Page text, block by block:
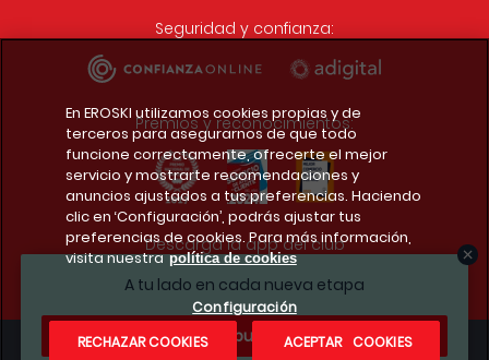
A tu lado en cada nueva etapa
¿Te apuntas?
Seguridad y confianza:
Premios y reconocimientos:
Descarga la app del club
En EROSKI utilizamos cookies propias y de
terceros para asegurarnos de que todo
funcione correctamente, ofrecerte el mejor
servicio y mostrarte recomendaciones y
anuncios ajustados a tus preferencias. Haciendo
clic en ‘Configuración’, podrás ajustar tus
preferencias de cookies. Para más información,
visita nuestra política de cookies
Configuración
RECHAZAR COOKIES
ACEPTAR COOKIES